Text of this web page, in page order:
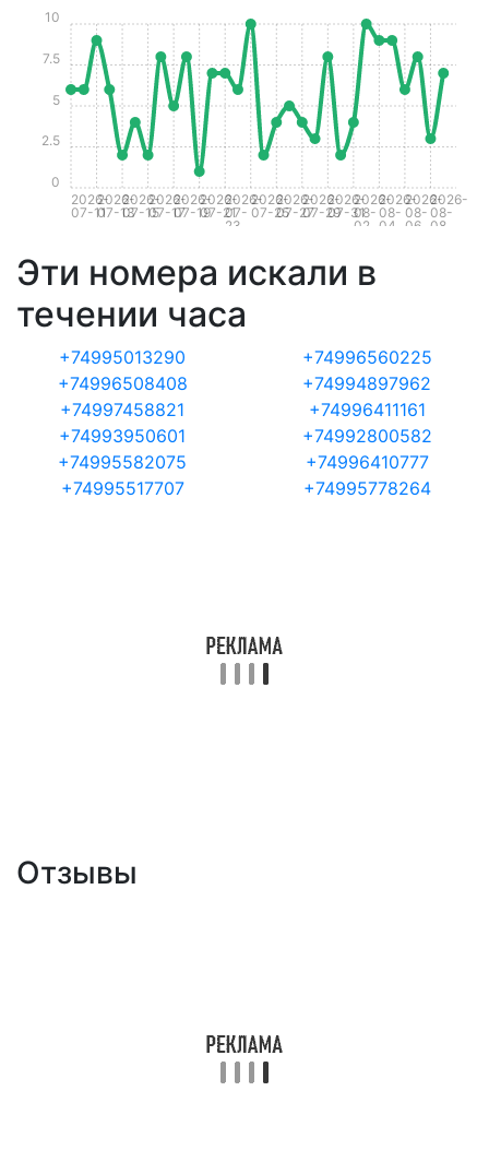
2026-
07-11
2026-
07-13
2026-
07-15
2026-
07-17
2026-
07-19
2026-
07-21
2026-
07-
23
2026-
07-25
2026-
07-27
2026-
07-29
2026-
07-31
2026-
08-
02
2026-
08-
04
2026-
08-
06
2026-
08-
08
0
2.5
5
7.5
10
Эти номера искали в
течении часа
+74995013290
+74996560225
+74996508408
+74994897962
+74997458821
+74996411161
+74993950601
+74992800582
+74995582075
+74996410777
+74995517707
+74995778264
Отзывы